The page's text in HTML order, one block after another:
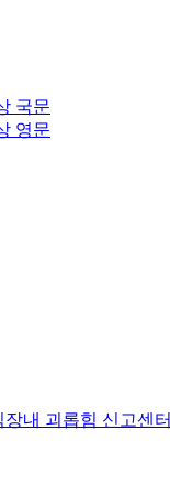
국문
영문
장내 괴롭힘 신고센터